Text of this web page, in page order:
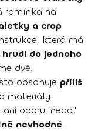
ramínka na
a crop
která má
do jednoho
dvě.
obsahuje příliš
materiály
oporu, neboť
nevhodné.